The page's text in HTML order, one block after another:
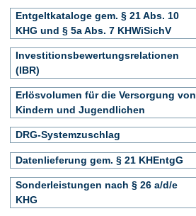
Entgeltkataloge gem. § 21 Abs. 10
KHG und § 5a Abs. 7 KHWiSichV
Investitionsbewertungsrelationen
(IBR)
Erlösvolumen für die Versorgung von
Kindern und Jugendlichen
DRG-Systemzuschlag
Datenlieferung gem. § 21 KHEntgG
Sonderleistungen nach § 26 a/d/e
KHG